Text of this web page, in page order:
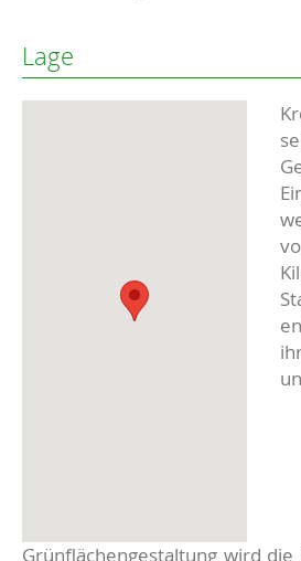
Lage
Grünflächengestaltung wird